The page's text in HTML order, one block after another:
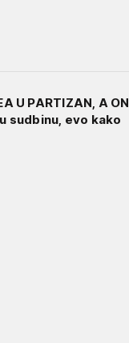
U PARTIZAN, A ON
sudbinu, evo kako